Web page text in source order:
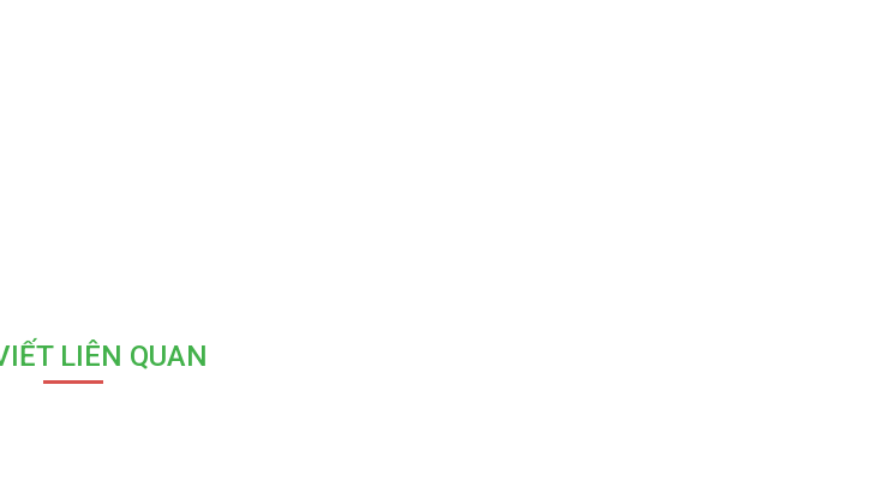
LIÊN QUAN